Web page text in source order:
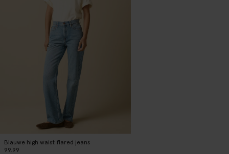
Blauwe high waist flared jeans
99.99